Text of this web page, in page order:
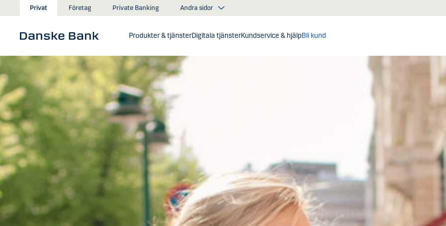
Gå till huvudinnehåll
Privat Företag Private Banking Andra sidor
Produkter & tjänsterDigitala tjänsterKundservice & hjälpBli kund